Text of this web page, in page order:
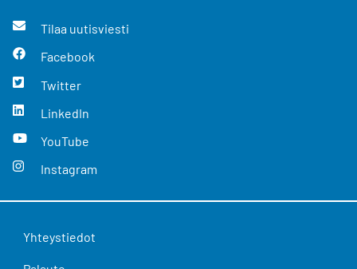
Tilaa uutisviesti
Facebook
Twitter
LinkedIn
YouTube
Instagram
Yhteystiedot